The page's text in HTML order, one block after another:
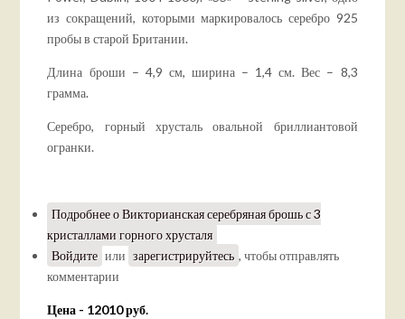
из сокращений, которыми маркировалось серебро 925
пробы в старой Британии.
Длина броши – 4,9 см, ширина – 1,4 см. Вес – 8,3
грамма.
Серебро, горный хрусталь овальной бриллиантовой
огранки.
Подробнеео Викторианская серебряная брошь с 3
кристаллами горного хрусталя
Войдите или зарегистрируйтесь , чтобы отправлять
комментарии
Цена - 12010 руб.